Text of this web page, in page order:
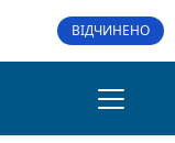
ВІДЧИНЕНО